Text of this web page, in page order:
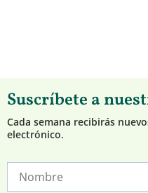
Suscríbete a
Cada semana recibirás
electrónico.